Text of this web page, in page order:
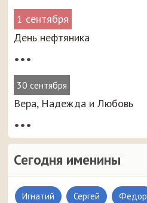
1 сентября
День нефтяника
•••
30 сентября
Вера, Надежда и Любовь
•••
Сегодня именины
Игнатий Сергей Федор